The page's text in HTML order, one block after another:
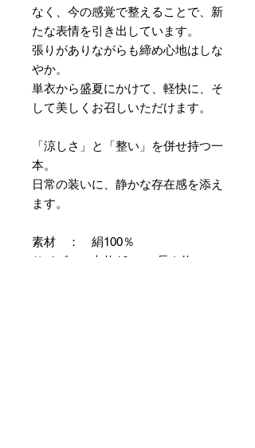
なく、今の感覚で整えることで、新
たな表情を引き出しています。
張りがありながらも締め心地はしな
やか。
単衣から盛夏にかけて、軽快に、そ
して美しくお召しいただけます。
「涼しさ」と「整い」を併せ持つ一
本。
日常の装いに、静かな存在感を添え
ます。
素材 ： 絹100％
サイズ： 巾約16cm 長さ約